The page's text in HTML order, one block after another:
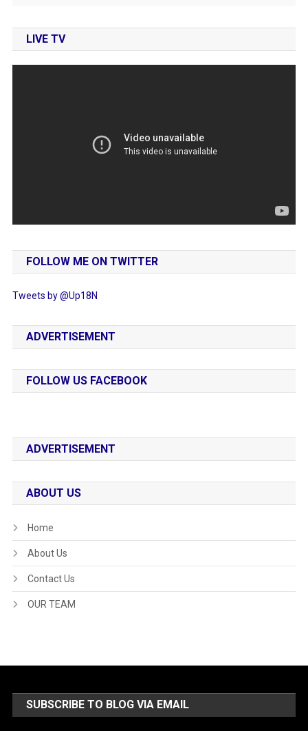
LIVE TV
FOLLOW ME ON TWITTER
Tweets by @Up18N
ADVERTISEMENT
FOLLOW US FACEBOOK
ADVERTISEMENT
ABOUT US
Home
About Us
Contact Us
OUR TEAM
SUBSCRIBE TO BLOG VIA EMAIL